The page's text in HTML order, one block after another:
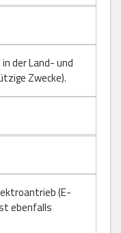
der Land- und
Zwecke).
(E-
ebenfalls